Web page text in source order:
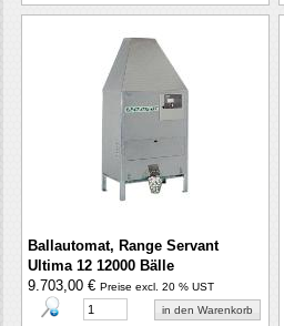
Ballautomat, Range Servant
Ultima 12 12000 Bälle
9.703,00 € Preise excl. 20 % UST
in den Warenkorb